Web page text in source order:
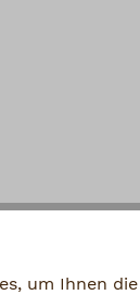
um Ihnen